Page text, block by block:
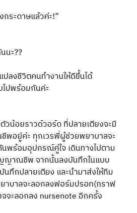
กระดาษแล้วค่ะ!”
นะ??
ปลงชีวิตคนทำงานให้ดีขึ้นได้
ไปพร้อมกันค่ะ
วน้อยราวด์วอร์ด ที่ปลายเตียงจะมี
อยู่ค่ะ ทุกเวรพี่ผู้ช่วยพยาบาลจะ
พร้อมอุปกรณ์คู่ใจ เดินทางไปตาม
ญาณชีพ จากนั้นลงบันทึกในแบบ
ทึกปลายเตียง และนำมาส่งให้ทีม
บาลจะลอกลงฟอร์มปรอท(กราฟ
ะลอกลง nursenote อีกครั้ง